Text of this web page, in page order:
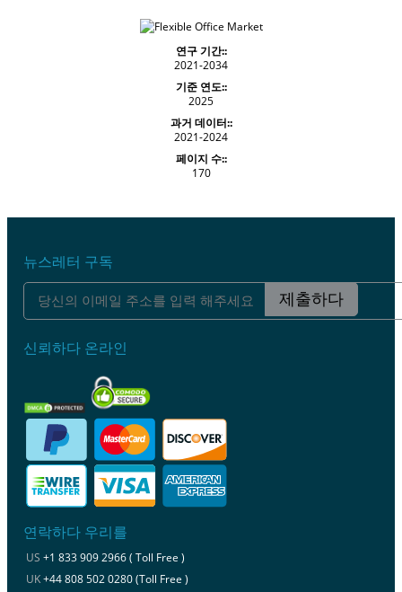
연구 기간::
2021-2034
기준 연도::
2025
과거 데이터::
2021-2024
페이지 수::
170
뉴스레터 구독
제출하다
신뢰하다 온라인
연락하다 우리를
US +1 833 909 2966 ( Toll Free )
UK+44 808 502 0280 (Toll Free )